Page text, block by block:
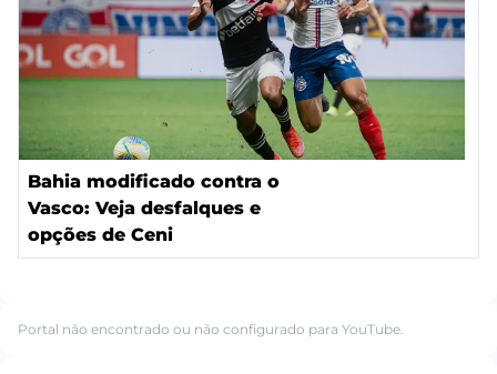
Bahia modificado contra o
Vasco: Veja desfalques e
opções de Ceni
Portal não encontrado ou não configurado para YouTube.